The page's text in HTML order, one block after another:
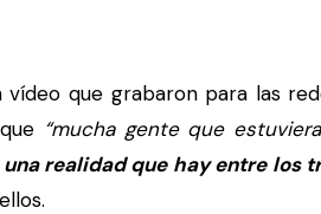
que grabaron para las
“mucha gente que
realidad que hay entre los